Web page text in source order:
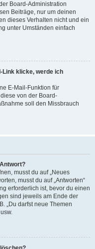
Board-Administration
Beiträge, nur um deinen
dieses Verhalten nicht und ein
unter Umständen einfach
Link klicke, werde ich
E-Mail-Funktion für
von der Board-
soll den Missbrauch
musst du auf „Neues
musst du auf „Antworten“
erforderlich ist, bevor du einen
sind jeweils am Ende der
„Du darfst neue Themen